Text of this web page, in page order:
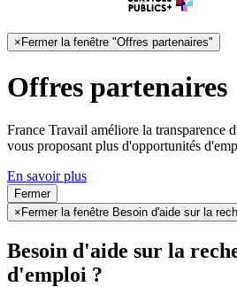
× Fermer la fenêtre "Offres partenaires"
Offres partenaires
France Travail améliore la transparence
vous proposant plus d'opportunités
En savoir plus
Fermer
× Fermer la fenêtre Besoin d'aide sur la
Besoin d'aide sur la
d'emploi ?